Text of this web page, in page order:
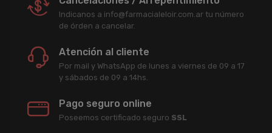
Indicanos a info@farmacialeloir.com.ar tu número
de órden a cancelar.
Atención al cliente
Por mail y WhatsApp de lunes a viernes de 09 a 17
y sábados de 09 a 14hs.
Pago seguro online
Poseemos certificado seguro SSL